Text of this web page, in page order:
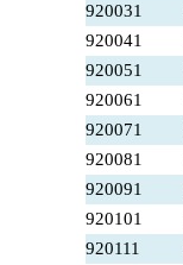
920031
920041
920051
920061
920071
920081
920091
920101
920111